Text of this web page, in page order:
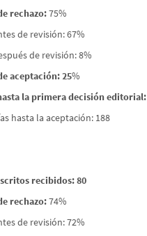
rechazo:75%
de revisión: 67%
de revisión: 8%
aceptación: 25%
la primera decisión editorial:
hasta la aceptación: 188
recibidos: 80
rechazo:74%
de revisión: 72%